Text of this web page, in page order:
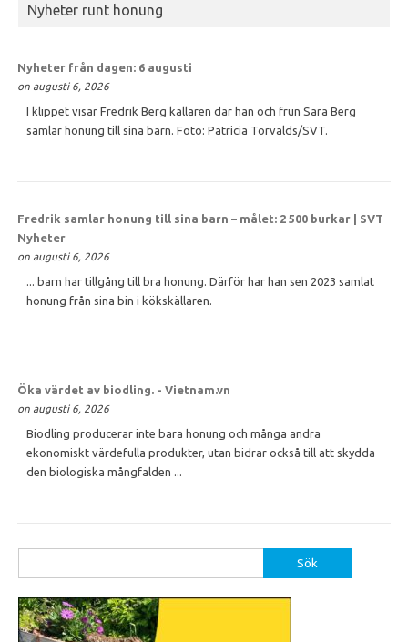
Nyheter runt honung
Nyheter från dagen: 6 augusti
on augusti 6, 2026
I klippet visar Fredrik Berg källaren där han och frun Sara Berg
samlar honung till sina barn. Foto: Patricia Torvalds/SVT.
Fredrik samlar honung till sina barn – målet: 2 500 burkar | SVT
Nyheter
on augusti 6, 2026
... barn har tillgång till bra honung. Därför har han sen 2023 samlat
honung från sina bin i kökskällaren.
Öka värdet av biodling. - Vietnam.vn
on augusti 6, 2026
Biodling producerar inte bara honung och många andra
ekonomiskt värdefulla produkter, utan bidrar också till att skydda
den biologiska mångfalden ...
efter: